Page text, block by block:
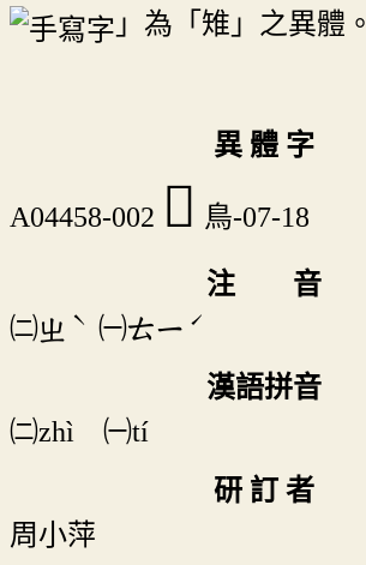
」為「雉」之異體。
異 體 字
A04458-002 𪁩 鳥-07-18
注 音
㈡ㄓ ˋ ㈠ㄊㄧ ˊ
漢語拼音
㈡zhì ㈠tí
研 訂 者
周小萍